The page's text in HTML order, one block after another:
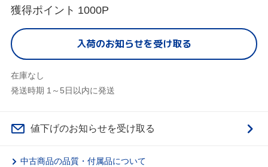
獲得ポイント 1000P
入荷のお知らせを受け取る
在庫なし
発送時期 1～5日以内に発送
値下げのお知らせを受け取る
中古商品の品質・付属品について